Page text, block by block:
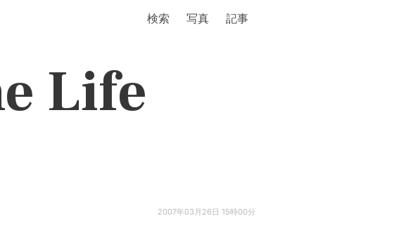
検索 写真 記事
Life
2007年03月26日 15時00分